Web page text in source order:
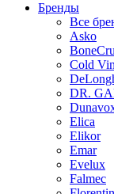
Бренды
Все
Asko
Cold
DR.
Elica
Elikor
Emar
Evelux
Falmec